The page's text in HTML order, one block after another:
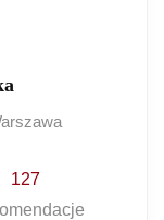
127